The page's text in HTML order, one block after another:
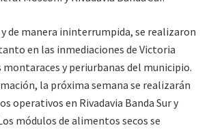
de manera ininterrumpida, se realizaron
en las inmediaciones de Victoria
montaraces y periurbanas del municipio.
la próxima semana se realizarán
operativos en Rivadavia Banda Sur y
módulos de alimentos secos se